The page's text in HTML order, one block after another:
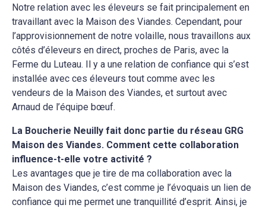
Notre relation avec les éleveurs se fait principalement en
travaillant avec la Maison des Viandes. Cependant, pour
l’approvisionnement de notre volaille, nous travaillons aux
côtés d’éleveurs en direct, proches de Paris, avec la
Ferme du Luteau. Il y a une relation de confiance qui s’est
installée avec ces éleveurs tout comme avec les
vendeurs de la Maison des Viandes, et surtout avec
Arnaud de l’équipe bœuf.
La Boucherie Neuilly fait donc partie du réseau GRG
Maison des Viandes. Comment cette collaboration
influence-t-elle votre activité ?
Les avantages que je tire de ma collaboration avec la
Maison des Viandes, c’est comme je l’évoquais un lien de
confiance qui me permet une tranquillité d’esprit. Ainsi, je